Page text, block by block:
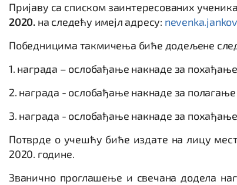
Пријаву са списком заинтересованих
2020. на следећу имејл адресу:
Победницима такмичења биће додељене
1. награда – ослобађање накнаде за
2. награда - ослобађање накнаде за
3. награда - ослобађање накнаде за
Потврде о учешћу биће издате на лицу
2020. године.
Званично проглашење и свечана додела